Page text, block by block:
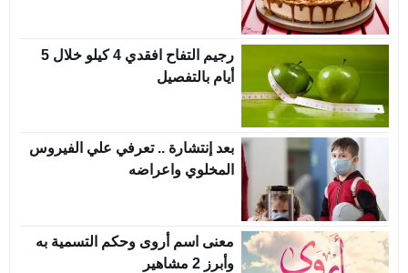
رجيم التفاح افقدي 4 كيلو خلال 5
أيام بالتفصيل
بعد إنتشارة .. تعرفي علي الفيروس
المخلوي واعراضه
معنى اسم أروى وحكم التسمية به
وأبرز 2 مشاهير